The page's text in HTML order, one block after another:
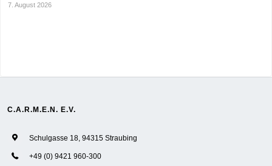
7. August 2026
C.A.R.M.E.N. E.V.
Schulgasse 18, 94315 Straubing
+49 (0) 9421 960-300